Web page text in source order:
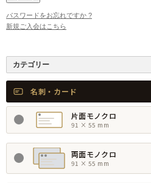
パスワードをお忘れですか ?
新規ご入会はこちら
カテゴリー
名刺・カード
片面モノクロ
91 × 55 mm
両面モノクロ
91 × 55 mm